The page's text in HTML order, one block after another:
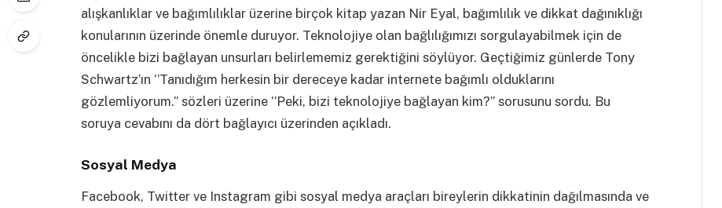
alışkanlıklar ve bağımlılıklar üzerine birçok kitap yazan Nir Eyal, bağımlılık ve dikkat dağınıklığı
konularının üzerinde önemle duruyor. Teknolojiye olan bağlılığımızı sorgulayabilmek için de
öncelikle bizi bağlayan unsurları belirlememiz gerektiğini söylüyor. Geçtiğimiz günlerde Tony
Schwartz’ın ‘’Tanıdığım herkesin bir dereceye kadar internete bağımlı olduklarını
gözlemliyorum.’’ sözleri üzerine ‘’Peki, bizi teknolojiye bağlayan kim?’’ sorusunu sordu. Bu
soruya cevabını da dört bağlayıcı üzerinden açıkladı.
Sosyal Medya
Facebook, Twitter ve Instagram gibi sosyal medya araçları bireylerin dikkatinin dağılmasında ve